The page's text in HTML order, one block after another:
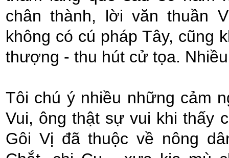
chân thành, lời văn thuần
không có cú pháp Tây, cũng
thượng - thu hút cử tọa.
Tôi chú ý nhiều những cảm
Vui, ông thật sự vui khi thấy
Gôi Vị đã thuộc về nông